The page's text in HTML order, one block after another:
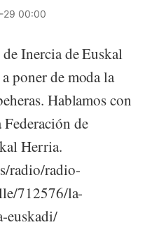
29 00:00
Inercia de Euskal
poner de moda la
Hablamos con
de
Herria.
radio/radio-
712576/la-
euskadi/